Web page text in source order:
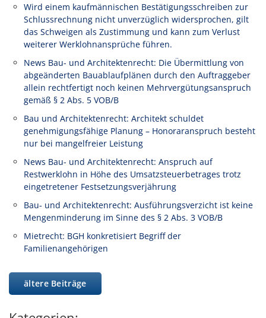
Wird einem kaufmännischen Bestätigungsschreiben zur
Schlussrechnung nicht unverzüglich widersprochen, gilt
das Schweigen als Zustimmung und kann zum Verlust
weiterer Werklohnansprüche führen.
News Bau- und Architektenrecht: Die Übermittlung von
abgeänderten Bauablaufplänen durch den Auftraggeber
allein rechtfertigt noch keinen Mehrvergütungsanspruch
gemäß § 2 Abs. 5 VOB/B
Bau und Architektenrecht: Architekt schuldet
genehmigungsfähige Planung – Honoraranspruch besteht
nur bei mangelfreier Leistung
News Bau- und Architektenrecht: Anspruch auf
Restwerklohn in Höhe des Umsatzsteuerbetrages trotz
eingetretener Festsetzungsverjährung
Bau- und Architektenrecht: Ausführungsverzicht ist keine
Mengenminderung im Sinne des § 2 Abs. 3 VOB/B
Mietrecht: BGH konkretisiert Begriff der
Familienangehörigen
ältere Beiträge